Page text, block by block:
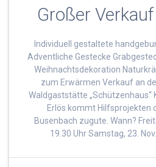
Großer
Individuell gestaltete
Adventliche Gestecke
Weihnachtsdekoration
zum Erwärmen Verkauf an
Waldgaststätte „Schützenhaus“
Erlös kommt Hilfsprojekten
Busenbach zugute. Wann?
19.30 Uhr Samstag, 23.